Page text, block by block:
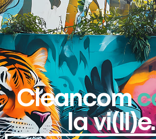
Cleancom
la vi(ll)e.